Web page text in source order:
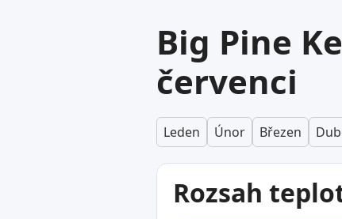
Big Pine
červenci
Leden Únor Březen
Rozsah